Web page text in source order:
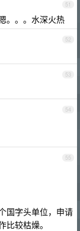
51
。。。水深火热
52
53
54
55
国字头单位，申请
较枯燥。